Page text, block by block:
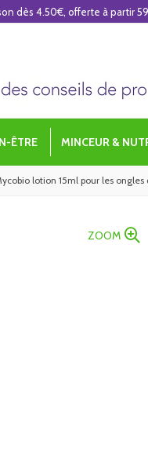
ÊTRE MINCEUR &
lotion 15ml pour les ongles
ZOOM
dès 4.50€, offerte à partir